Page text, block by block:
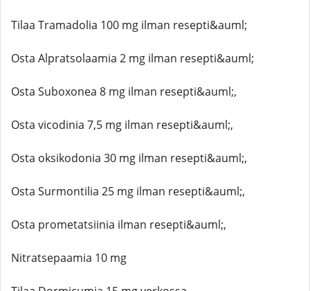
Tilaa Tramadolia 100 mg ilman resepti&auml;
Osta Alpratsolaamia 2 mg ilman resepti&auml;
Osta Suboxonea 8 mg ilman resepti&auml;,
Osta vicodinia 7,5 mg ilman resepti&auml;,
Osta oksikodonia 30 mg ilman resepti&auml;,
Osta Surmontilia 25 mg ilman resepti&auml;,
Osta prometatsiinia ilman resepti&auml;,
Nitratsepaamia 10 mg